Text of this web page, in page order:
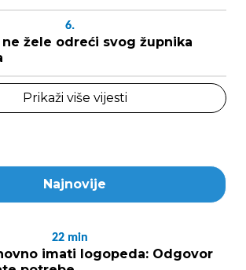
6.
ne žele odreći svog župnika
Prikaži više vijesti
Najnovije
22 min
imati logopeda: Odgovor